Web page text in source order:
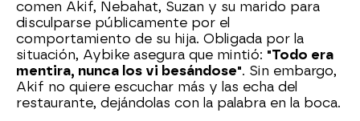
comen Akif, Nebahat, Suzan y su marido para
disculparse públicamente por el
comportamiento de su hija. Obligada por la
situación, Aybike asegura que mintió: "Todo era
mentira, nunca los vi besándose". Sin embargo,
Akif no quiere escuchar más y las echa del
restaurante, dejándolas con la palabra en la boca.